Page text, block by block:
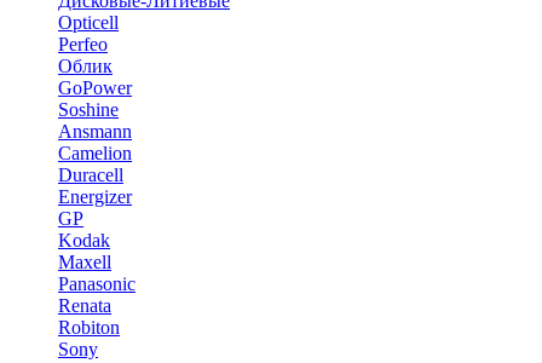
Opticell
Perfeo
Облик
GoPower
Soshine
Ansmann
Camelion
Duracell
Energizer
GP
Kodak
Maxell
Panasonic
Renata
Robiton
Sony